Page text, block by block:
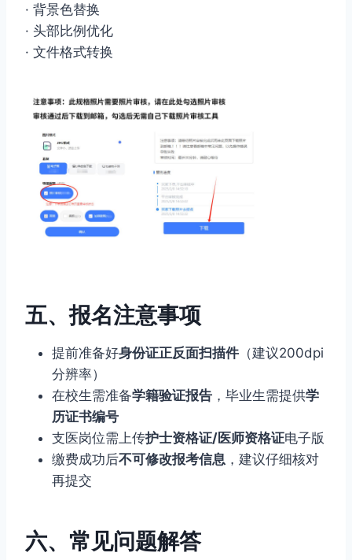
· 背景色替换
· 头部比例优化
· 文件格式转换
五、报名注意事项
提前准备好身份证正反面扫描件 （建议200dpi
分辨率）
在校生需准备学籍验证报告 ，毕业生需提供学
历证书编号
支医岗位需上传护士资格证/医师资格证电子版
缴费成功后不可修改报考信息 ，建议仔细核对
再提交
六、常见问题解答